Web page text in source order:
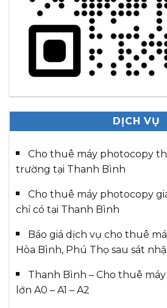
DỊCH VỤ
Cho thuê máy photocopy
trường tại Thanh Bình
Cho thuê máy photocopy
chỉ có tại Thanh Bình
Báo giá dịch vụ cho thuê
Hòa Bình, Phú Thọ sau sát
Thanh Bình – Cho thuê
lớn A0 – A1 – A2